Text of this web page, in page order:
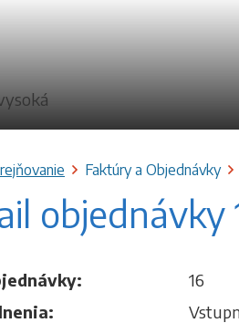
stránka Faktúry a Objednávky
objednávky
16